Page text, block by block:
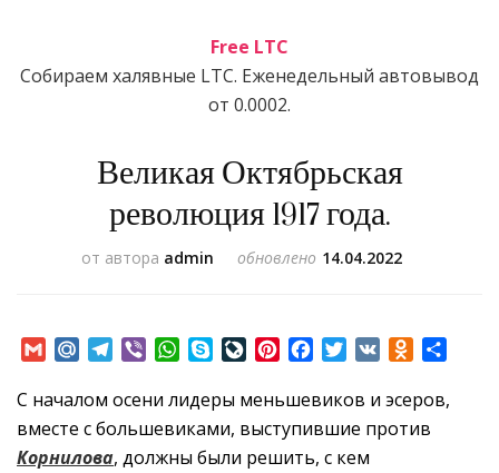
Free LTC
Собираем халявные LTC. Еженедельный автовывод
от 0.0002.
Великая Октябрьская
революция 1917 года.
от автора admin обновлено 14.04.2022
GmailMail.RuTelegram
Viber WhatsApp
SkypeLiveJournal
PinterestFacebookTwitter
VK
С началом осени лидеры меньшевиков и эсеров,
вместе с большевиками, выступившие против
Корнилова, должны были решить, с кем